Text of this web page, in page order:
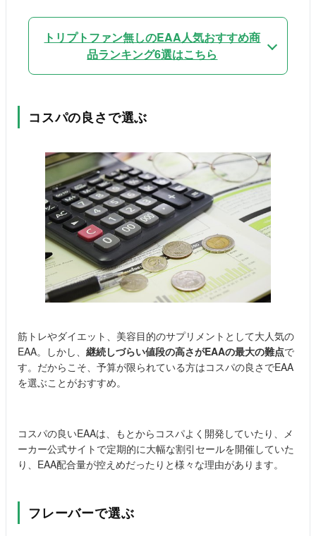
トリプトファン無しのEAA人気おすすめ商
品ランキング6選はこちら
コスパの良さで選ぶ
筋トレやダイエット、美容目的のサプリメントとして大人気の
EAA。しかし、 継続しづらい値段の高さがEAAの最大の難点で
す。だからこそ、予算が限られている方はコスパの良さでEAA
を選ぶことがおすすめ。
コスパの良いEAAは、もとからコスパよく開発していたり、メ
ーカー公式サイトで定期的に大幅な割引セールを開催していた
り、EAA配合量が控えめだったりと様々な理由があります。
フレーバーで選ぶ